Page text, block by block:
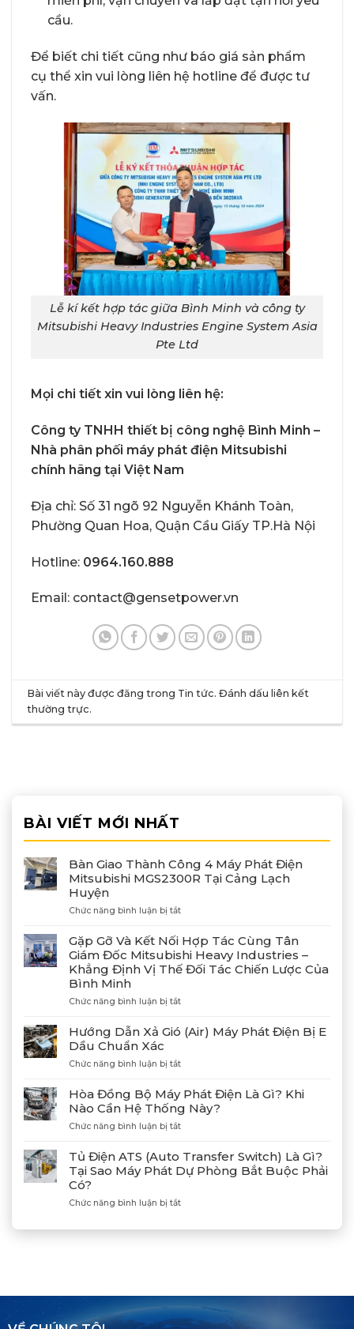
cầu.
Để biết chi tiết cũng như báo giá sản phẩm
cụ thể xin vui lòng liên hệ hotline để được tư
vấn.
Lễ kí kết hợp tác giữa Bình Minh và công ty
Mitsubishi Heavy Industries Engine System Asia
Pte Ltd
Mọi chi tiết xin vui lòng liên hệ:
Công ty TNHH thiết bị công nghệ Bình Minh –
Nhà phân phối máy phát điện Mitsubishi
chính hãng tại Việt Nam
Địa chỉ: Số 31 ngõ 92 Nguyễn Khánh Toàn,
Phường Quan Hoa, Quận Cầu Giấy TP.Hà Nội
Hotline: 0964.160.888
Email: contact@gensetpower.vn
Bài viết này được đăng trong Tin tức. Đánh dấuliên kết
thường trực.
BÀI VIẾT MỚI NHẤT
Bàn Giao Thành Công 4 Máy Phát Điện
Mitsubishi MGS2300R Tại Cảng Lạch
Huyện
Chức năng bình luận bị tắtở
Giao
Thành
Công
4
Phát
MGS2300R
Cảng
Gặp Gỡ Và Kết Nối Hợp Tác Cùng Tân
Giám Đốc Mitsubishi Heavy Industries –
Khẳng Định Vị Thế Đối Tác Chiến Lược Của
Bình Minh
Chức năng bình luận bị tắtở
Gỡ
Và
Nối
Tác
Cùng
Tân
Giám
Mitsubishi
Heavy
Industries
Khẳng
Vị
Của
Bình
Hướng Dẫn Xả Gió (Air) Máy Phát Điện Bị E
Dầu Chuẩn Xác
Chức năng bình luận bị tắtở
Dẫn
Xả
Gió
(Air)
Phát
Bị
Dầu
Xác
Hòa Đồng Bộ Máy Phát Điện Là Gì? Khi
Nào Cần Hệ Thống Này?
Chức năng bình luận bị tắtở
Đồng
Bộ
Máy
Điện
Tủ Điện ATS (Auto Transfer Switch) Là Gì?
Tại Sao Máy Phát Dự Phòng Bắt Buộc Phải
Có?
Chức năng bình luận bị tắtở
Điện